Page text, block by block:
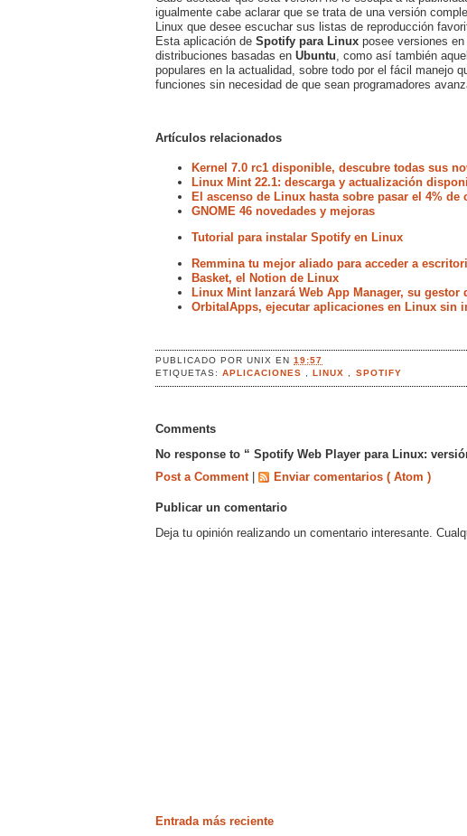
igualmente cabe aclarar que se trata de una versión
Linux que desee escuchar sus listas de reproducción
Esta aplicación de Spotify para Linux posee versiones en
distribuciones basadas en Ubuntu , como así también
populares en la actualidad, sobre todo por el fácil manejo
funciones sin necesidad de que sean programadores
Artículos relacionados
Kernel 7.0 rc1 disponible, descubre todas sus
Linux Mint 22.1: descarga y actualización
El ascenso de Linux hasta sobre pasar el 4% de
GNOME 46 novedades y mejoras
Tutorial para instalar Spotify en Linux
Remmina tu mejor aliado para acceder a
Basket, el Notion de Linux
Linux Mint lanzará Web App Manager, su gestor
OrbitalApps, ejecutar aplicaciones en Linux sin
PUBLICADO PORUNIXEN19:57
ETIQUETAS:APLICACIONES ,LINUX SPOTIFY
Comments
No response to “ Spotify Web Player para Linux:
Post a Comment
Enviar comentarios ( Atom )
Publicar un comentario
Deja tu opinión realizando un comentario interesante.
Entrada más reciente